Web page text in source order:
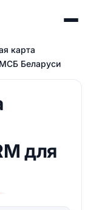
карта
МСБ Беларуси
для